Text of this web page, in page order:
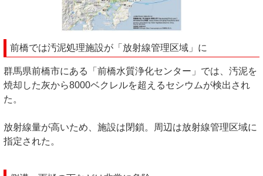
前橋では汚泥処理施設が「放射線管理区域」に
群馬県前橋市にある「前橋水質浄化センター」では、汚泥を
焼却した灰から8000ベクレルを超えるセシウムが検出され
た。
放射線量が高いため、施設は閉鎖。周辺は放射線管理区域に
指定された。